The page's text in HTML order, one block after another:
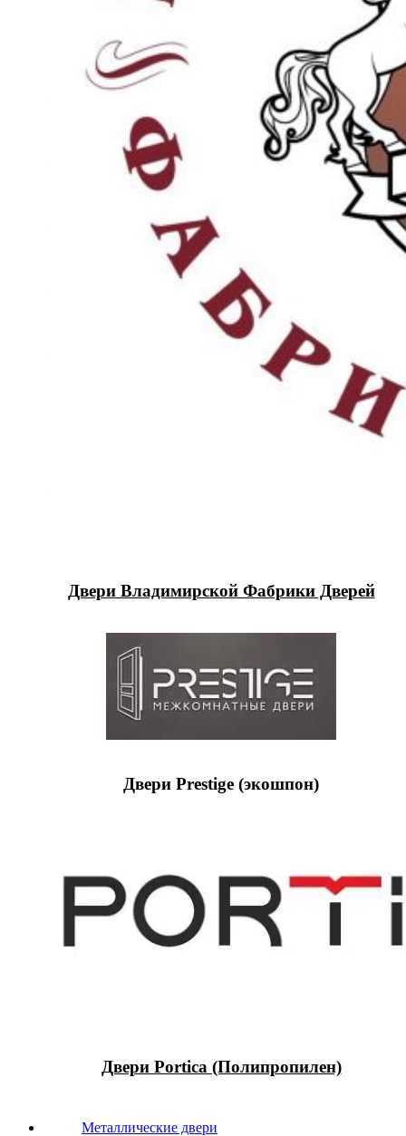
Двери Владимирской Фабрики Дверей
Двери Prestige (экошпон)
Двери Portica (Полипропилен)
Металлические двери